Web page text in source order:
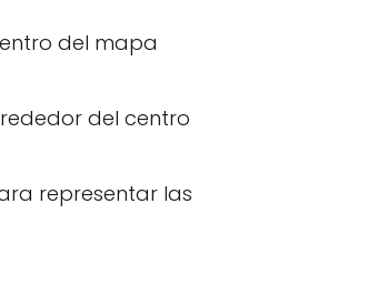
del mapa
del centro
representar las